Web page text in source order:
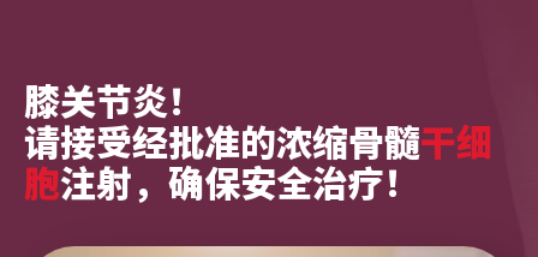
膝关节炎！
请接受经批准的浓缩骨髓干细
胞注射，确保安全治疗！